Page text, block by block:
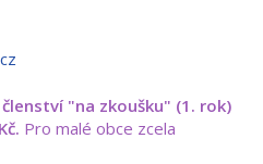
"na zkoušku" (1. rok)
Pro malé obce zcela